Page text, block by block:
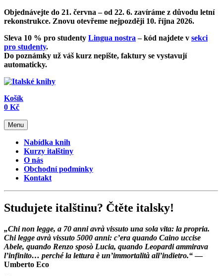
Objednávejte do 21. června – od 22. 6. zavíráme z důvodu letní
rekonstrukce. Znovu otevřeme nejpozději 10. října 2026.
Sleva 10 % pro studenty Lingua nostra – kód najdete v sekci
pro studenty.
Do poznámky už váš kurz nepište, faktury se vystavují
automaticky.
Košík
0 Kč
Menu
Nabídka knih
Kurzy italštiny
O nás
Obchodní podmínky
Kontakt
Studujete italštinu? Čtěte italsky!
„Chi non legge, a 70 anni avrà vissuto una sola vita: la propria.
Chi legge avrà vissuto 5000 anni: c’era quando Caino uccise
Abele, quando Renzo sposò Lucia, quando Leopardi ammirava
l’infinito… perché la lettura è un’immortalità all’indietro.“—
Umberto Eco